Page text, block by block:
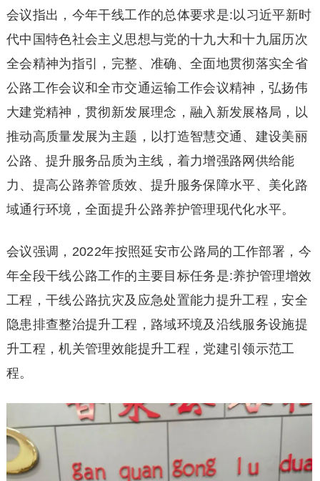
会议指出，今年干线工作的总体要求是:以习近平新时
代中国特色社会主义思想与党的十九大和十九届历次
全会精神为指引，完整、准确、全面地贯彻落实全省
公路工作会议和全市交通运输工作会议精神，弘扬伟
大建党精神，贯彻新发展理念，融入新发展格局，以
推动高质量发展为主题，以打造智慧交通、建设美丽
公路、提升服务品质为主线，着力增强路网供给能
力、提高公路养管质效、提升服务保障水平、美化路
域通行环境，全面提升公路养护管理现代化水平。
会议强调，2022年按照延安市公路局的工作部署，今
年全段干线公路工作的主要目标任务是:养护管理增效
工程，干线公路抗灾及应急处置能力提升工程，安全
隐患排查整治提升工程，路域环境及沿线服务设施提
升工程，机关管理效能提升工程，党建引领示范工
程。